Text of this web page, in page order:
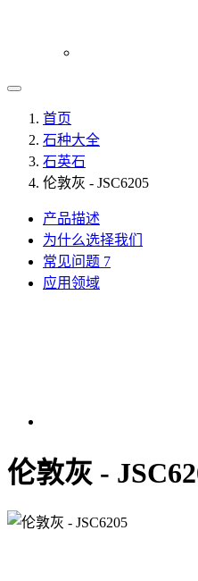
首页
石种大全
石英石
伦敦灰 - JSC6205
产品描述
为什么选择我们
常见问题 7
应用领域
伦敦灰 -